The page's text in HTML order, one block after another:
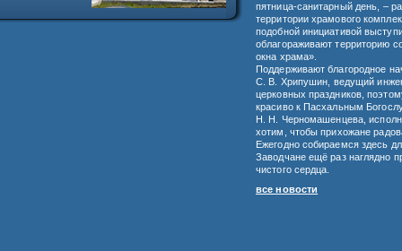
пятница-санитарный день, –
территории храмового
подобной инициативой
облагораживают территорию
окна храма».
Поддерживают благородное
С. В. Хрипушин, ведущий
церковных праздников,
красиво к Пасхальным
Н. Н. Черномашенцева,
хотим, чтобы прихожане
Ежегодно собираемся здесь
Заводчане ещё раз наглядно
чистого сердца.
все новости